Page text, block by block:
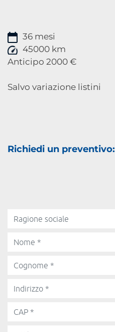
36 mesi
45000 km
Anticipo 2000 €
Salvo variazione listini
Richiedi un preventivo: